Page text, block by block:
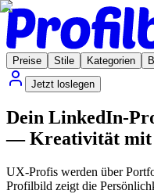
Preise Stile Kategorien
Jetzt loslegen
Dein LinkedIn-
— Kreativität mit
UX-Profis werden über
Profilbild zeigt die